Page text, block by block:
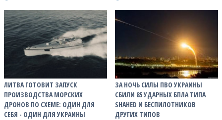
ЛИТВА ГОТОВИТ ЗАПУСК
ПРОИЗВОДСТВА МОРСКИХ
ДРОНОВ ПО СХЕМЕ: ОДИН ДЛЯ
СЕБЯ - ОДИН ДЛЯ УКРАИНЫ
ЗА НОЧЬ СИЛЫ ПВО УКРАИНЫ
СБИЛИ 85 УДАРНЫХ БПЛА ТИПА
SHAHED И БЕСПИЛОТНИКОВ
ДРУГИХ ТИПОВ